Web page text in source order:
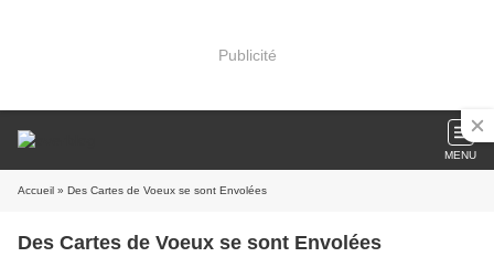
Publicité
MENU
Accueil » Des Cartes de Voeux se sont Envolées
Des Cartes de Voeux se sont Envolées